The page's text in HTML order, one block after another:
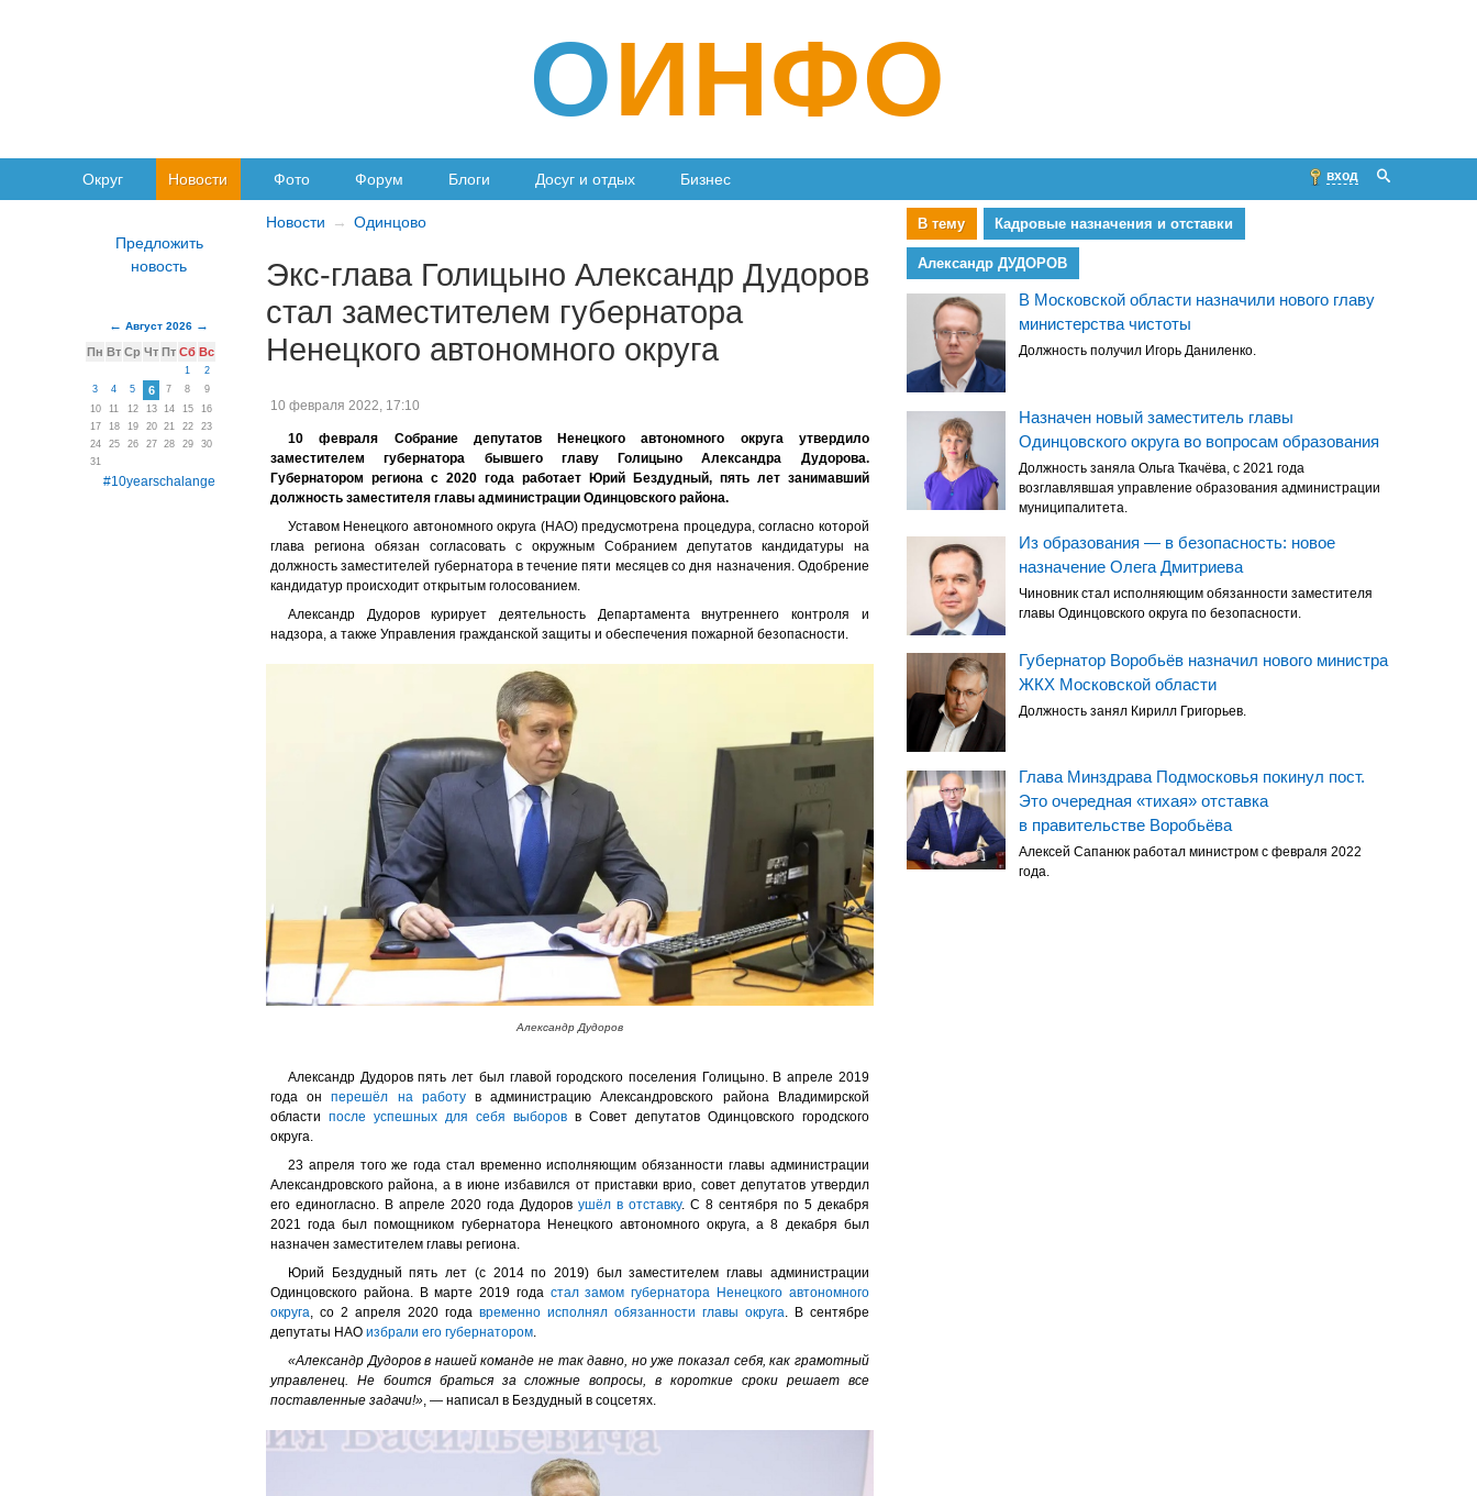
ОИНФО
Округ Новости Фото Форум Блоги Досуг и отдых Бизнес вход
Новости Одинцово
Экс-глава Голицыно Александр Дудоров
стал заместителем губернатора
Ненецкого автономного округа
10 февраля 2022, 17:10
10 февраля Собрание депутатов Ненецкого автономного округа утвердило
заместителем губернатора бывшего главу Голицыно Александра Дудорова.
Губернатором региона с 2020 года работает Юрий Бездудный, пять лет занимавший
должность заместителя главы администрации Одинцовского района.
Уставом Ненецкого автономного округа (НАО) предусмотрена процедура, согласно которой
глава региона обязан согласовать с окружным Собранием депутатов кандидатуры на
должность заместителей губернатора в течение пяти месяцев со дня назначения. Одобрение
кандидатур происходит открытым голосованием.
Александр Дудоров курирует деятельность Департамента внутреннего контроля и
надзора, а также Управления гражданской защиты и обеспечения пожарной безопасности.
Александр Дудоров
Александр Дудоров пять лет был главой городского поселения Голицыно. В апреле 2019
года онперешёл на работув администрацию Александровского района Владимирской
области после успешных для себя выборовв Совет депутатов Одинцовского городского
округа.
23 апреля того же года стал временно исполняющим обязанности главы администрации
Александровского района, а в июне избавился от приставки врио, совет депутатов утвердил
его единогласно. В апреле 2020 года Дудоров ушёл в отставку. С 8 сентября по 5 декабря
2021 года был помощником губернатора Ненецкого автономного округа, а 8 декабря был
назначен заместителем главы региона.
Юрий Бездудный пять лет (с 2014 по 2019) был заместителем главы администрации
Одинцовского района. В марте 2019 года стал замом губернатора Ненецкого автономного
округа , со 2 апреля 2020 года временно исполнял обязанности главы округа . В сентябре
депутаты НАО избрали его губернатором
«Александр Дудоров в нашей команде не так давно, но уже показал себя, как грамотный
управленец. Не боится браться за сложные вопросы, в короткие сроки решает все
поставленные задачи!» , — написал в Бездудный в соцсетях.
Август 2026
Пн Вт Ср Чт Пт Сб Вс
1
2
3
4 5 6 7 8
9
10
11 12 13 14 15
16
17
18 19 20 21 22
23
24
25 26 27 28 29
30
31
#10yearschalange
В тему Кадровые назначения и отставки
Александр ДУДОРОВ
В Московской области назначили нового главу
министерства чистоты
Должность получил Игорь Даниленко.
Назначен новый заместитель главы
Одинцовского округа во вопросам образования
Должность заняла Ольга Ткачёва, с 2021 года
возглавлявшая управление образования администрации
муниципалитета.
Из образования — в безопасность: новое
назначение Олега Дмитриева
Чиновник стал исполняющим обязанности заместителя
главы Одинцовского округа по безопасности.
Губернатор Воробьёв назначил нового министра
ЖКХ Московской области
Должность занял Кирилл Григорьев.
Глава Минздрава Подмосковья покинул пост.
Это очередная «тихая» отставка
в правительстве Воробьёва
Алексей Сапанюк работал министром с февраля 2022
года.